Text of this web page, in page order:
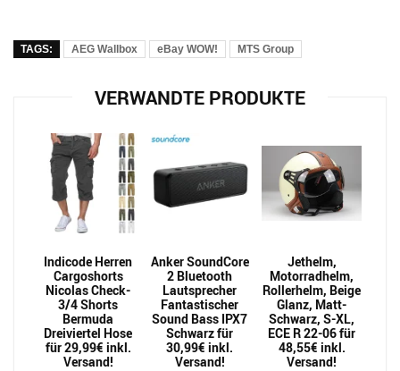
TAGS: AEG Wallbox eBay WOW! MTS Group
VERWANDTE PRODUKTE
Indicode Herren
Cargoshorts
Nicolas Check-
3/4 Shorts
Bermuda
Dreiviertel Hose
für 29,99€ inkl.
Versand!
Anker SoundCore
2 Bluetooth
Lautsprecher
Fantastischer
Sound Bass IPX7
Schwarz für
30,99€ inkl.
Versand!
Jethelm,
Motorradhelm,
Rollerhelm, Beige
Glanz, Matt-
Schwarz, S-XL,
ECE R 22-06 für
48,55€ inkl.
Versand!